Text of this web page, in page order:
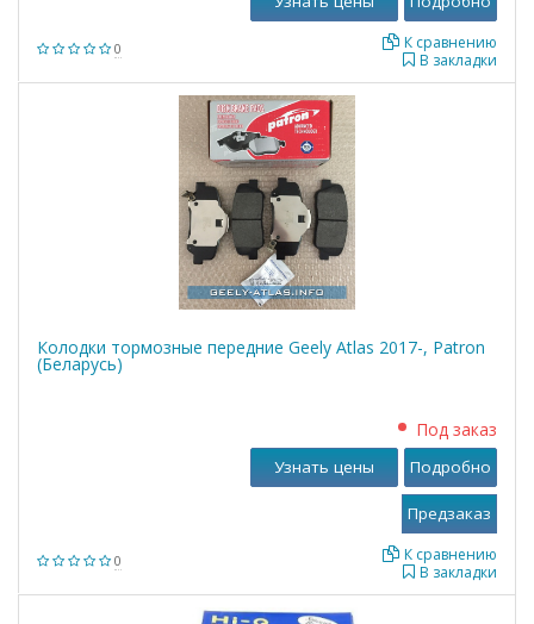
0
В закладки
К сравнению
Колодки тормозные передние Geely Atlas 2017-, Patron
(Беларусь)
0
Под заказ
В закладки
К сравнению
Узнать цены Подробно